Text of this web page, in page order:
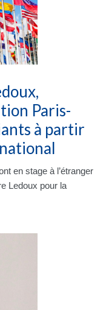
Paris-
à partir
en stage à l’étranger
Ledoux pour la